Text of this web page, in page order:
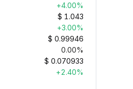
+4.00%
$ 1.043
+3.00%
$ 0.99946
0.00%
$ 0.070933
+2.40%